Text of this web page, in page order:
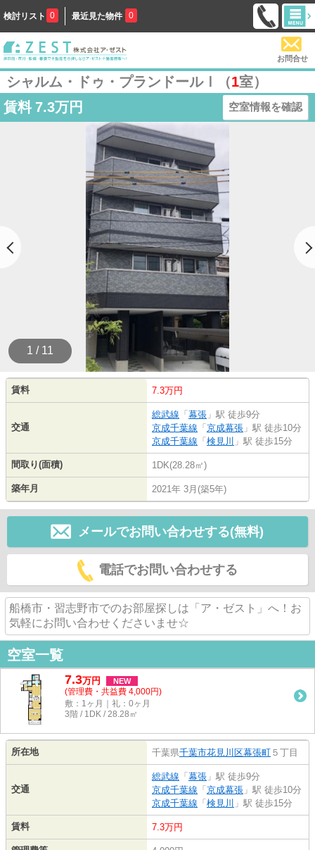
検討リスト 0 最近見た物件 0
お問合せ
シャルム・ドゥ・プランドールⅠ（1室）
賃料 7.3万円 空室情報を確認
1 / 11
賃料 7.3万円
交通
総武線 「 幕張 」駅 徒歩9分
京成千葉線 「 京成幕張 」駅 徒歩10分
京成千葉線 「 検見川 」駅 徒歩15分
間取り(面積) 1DK(28.28㎡)
築年月 2021年 3月(築5年)
メールでお問い合わせする(無料)
電話でお問い合わせする
船橋市・習志野市でのお部屋探しは「ア・ゼスト」へ！お
気軽にお問い合わせくださいませ☆
空室一覧
7.3万円 NEW
(管理費・共益費 4,000円)
敷：1ヶ月｜礼：0ヶ月
3階 / 1DK / 28.28㎡
所在地 千葉県千葉市花見川区幕張町 ５丁目
交通
総武線 「 幕張 」駅 徒歩9分
京成千葉線 「 京成幕張 」駅 徒歩10分
京成千葉線 「 検見川 」駅 徒歩15分
賃料 7.3万円